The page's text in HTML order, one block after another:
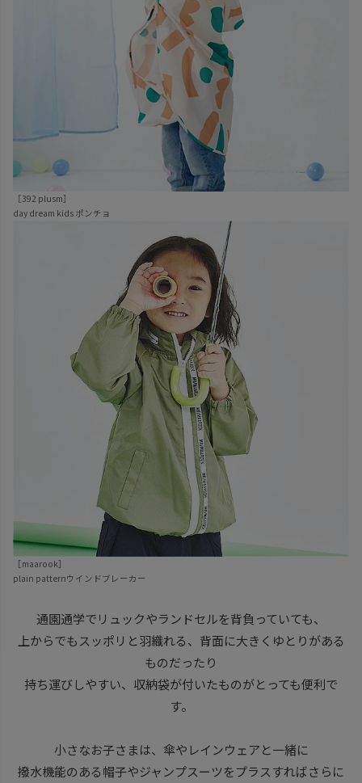
［392 plusm］
day dream kids ポンチョ
［maarook］
plain patternウインドブレーカー
通園通学でリュックやランドセルを背負っていても、
上からでもスッポリと羽織れる、背面に大きくゆとりがある
ものだったり
持ち運びしやすい、収納袋が付いたものがとっても便利で
す。
小さなお子さまは、傘やレインウェアと一緒に
撥水機能のある帽子やジャンプスーツをプラスすればさらに